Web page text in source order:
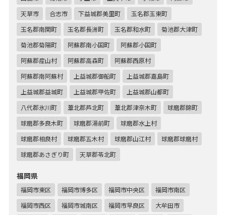
天草市
合志市 下益城郡美里町
玉名郡玉東町
玉名郡南関町
玉名郡長洲町 玉名郡和水町
菊池郡大津町
菊池郡菊陽町
阿蘇郡南小国町
阿蘇郡小国町
阿蘇郡産山村
阿蘇郡高森町
阿蘇郡西原村
阿蘇郡南阿蘇村
上益城郡御船町
上益城郡嘉島町
上益城郡益城町
上益城郡甲佐町
上益城郡山都町
八代郡氷川町
葦北郡芦北町 葦北郡津奈木町
球磨郡錦町
球磨郡多良木町
球磨郡湯前町
球磨郡水上村
球磨郡相良村
球磨郡五木村 球磨郡山江村
球磨郡球磨村
球磨郡あさぎり町
天草郡苓北町
福岡県
福岡市東区 福岡市博多区 福岡市中央区
福岡市南区
福岡市西区
福岡市城南区 福岡市早良区
大牟田市